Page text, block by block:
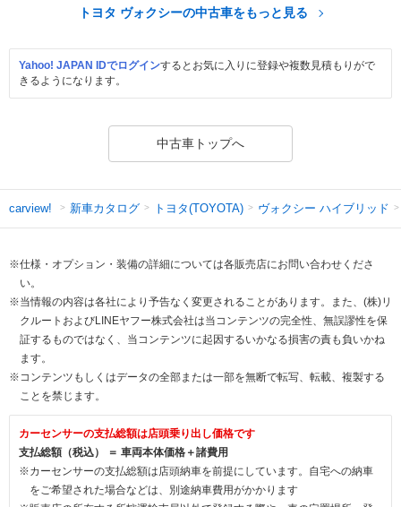
トヨタ ヴォクシーの中古車をもっと見る
Yahoo! JAPAN IDでログインするとお気に入りに登録や複数見積もりがで
きるようになります。
中古車トップへ
carview! 新車カタログ トヨタ(TOYOTA) ヴォクシー ハイブリッド
※仕様・オプション・装備の詳細については各販売店にお問い合わせくださ
い。
※当情報の内容は各社により予告なく変更されることがあります。また、(株)リ
クルートおよびLINEヤフー株式会社は当コンテンツの完全性、無誤謬性を保
証するものではなく、当コンテンツに起因するいかなる損害の責も負いかね
ます。
※コンテンツもしくはデータの全部または一部を無断で転写、転載、複製する
ことを禁じます。
カーセンサーの支払総額は店頭乗り出し価格です
支払総額（税込） ＝ 車両本体価格＋諸費用
※カーセンサーの支払総額は店頭納車を前提にしています。自宅への納車
をご希望された場合などは、別途納車費用がかかります